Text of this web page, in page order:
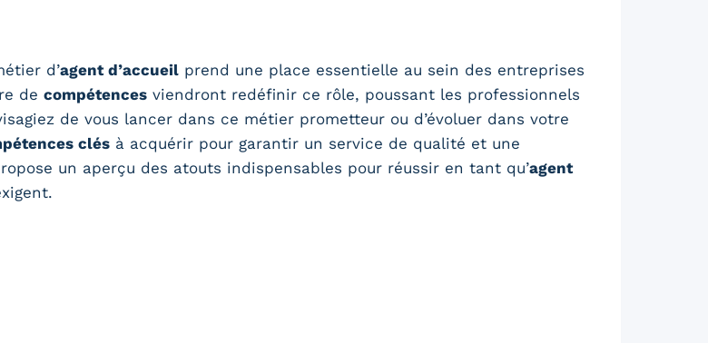
d’agent d’accueil prend une place essentielle au sein des entreprises
de compétences viendront redéfinir ce rôle, poussant les professionnels
de vous lancer dans ce métier prometteur ou d’évoluer dans votre
clés à acquérir pour garantir un service de qualité et une
un aperçu des atouts indispensables pour réussir en tant qu’agent